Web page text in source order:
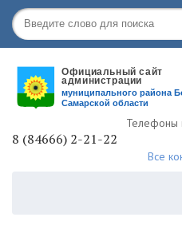
Телефоны
8 (84666) 2-21-22
Все